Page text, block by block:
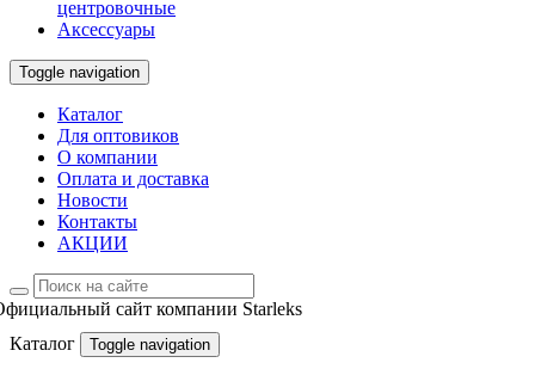
центровочные
Аксессуары
Toggle navigation
Каталог
Для оптовиков
О компании
Оплата и доставка
Новости
Контакты
АКЦИИ
сайт компании Starleks
Каталог
Toggle navigation